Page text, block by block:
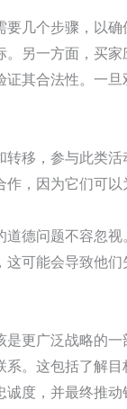
几个步骤，以
另一方面，买
证其合法性。一
移，参与此类
，因为它们可以
德问题不容忽
可能会导致他
更广泛战略的
系。这包括了解
度，并最终推动